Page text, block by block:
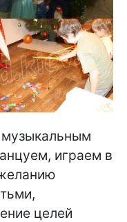
играем в
целей